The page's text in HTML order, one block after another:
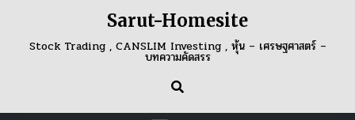
content
Sarut-Homesite
Stock Trading , CANSLIM Investing , หุ้น – เศรษฐศาสตร์ –
บทความคัดสรร